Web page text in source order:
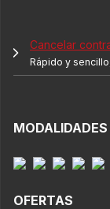
Cancelar
Rápido y
MODALIDADES
OFERTAS